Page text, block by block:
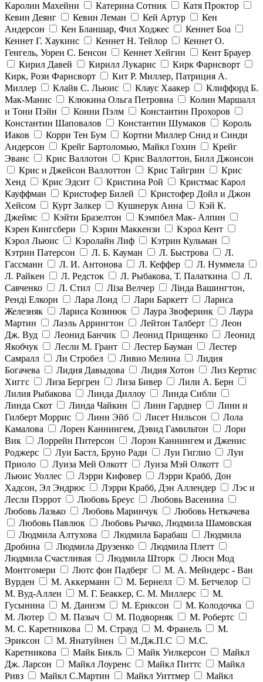
Каролин Махейни
Катерина Сотник
Катя Проктор
Кевин Деянг
Кевин Леман Кей Артур
Кен
Андерсон
Кен Бланшар, Фил Ходжес
Кеннет Боа
Кеннет Г. Хаукинс
Кеннет Н. Тейлор
Кеннет О.
Генгель, Уорен С. Бенсон
Кеннет Хейгин
Кент Брауер
Кирил Давей
Кирилл Лукарис
Кирк Фарнсворт
Кирк, Рози Фарнсворт
Кит Р. Миллер, Патриция А.
Миллер
Клайв С. Льюис Клаус Хаакер
Клиффорд Б.
Мак-Манис
Клюкина Ольга Петровна
Колин Маршалл
и Тони Пэйн
Конни Пэлм
Константин Прохоров
Константин Шаповалов
Константин Шумаков
Король
Иаков
Корри Тен Бум
Кортни Миллер Снид и Синди
Андерсон
Крейг Бартоломью, Майкл Гохин
Крейг
Эванс
Крис Валлотон
Крис Валлоттон, Билл Джонсон
Крис и Джейсон Валлоттон
Крис Тайгрин
Крис
Хенд
Крис Эдсит Кристина Рой
Кристмас Карол
Кауффман
Кристофер Билей
Кристофер Дойл и Джон
Хейсом
Курт Залкер Кушнерук Анна
Кэй К.
Джеймс
Кэйти Бразелтон
Кэмпбел Мак- Алпин
Кэрен Кингсбери
Кэрин Маккензи
Кэрол Кент
Кэрол Льюис
Кэролайн Лиф
Кэтрин Кульман
Кэтрин Патерсон
Л. Б. Кауман Л. Быстрова
Л.
Гассманн
Л. И. Антонова Л. Кеффер
Л. Нуммела
Л. Райкен
Л. Редсток Л. Рыбакова, Т. Палаткина
Л.
Савченко
Л. Стил Ліза Велчер
Лінда Вашингтон,
Ренді Елкорн
Лара Лонд Лари Баркетт
Лариса
Железняк
Лариса Козинюк Лаура Звоферинк
Лаура
Мартин
Лаэль Аррингтон Лейтон Талберт
Леон
Дж. Вуд
Леонид Банчик Леонид Прищенко
Леонид
Якобчук
Лесли М. Грант Лестер Бауман
Лестер
Самралл
Ли Стробел Ливио Мелина
Лидия
Богачева
Лидия Давыдова Лидия Хотон
Лиз Кертис
Хиггс
Лиза Бергрен Лиза Бивер
Лили А. Берн
Лилия Рыбакова
Линда Диллоу
Линда Сибли
Линда Скот
Линда Чайкин Линн Гарднер
Линн и
Гилберт Моррис
Линн Эйб Лисет Нильсон
Лола
Камалова
Лорен Каннингем, Дэвид Гамильтон
Лори
Вик
Лоррейн Питерсон
Лорэн Каннингем и Дженис
Роджерс
Луи Бастл, Бруно Ради Луи Гиглио
Луи
Приоло
Луиза Мей Олкотт
Луиза Мэй Олкотт
Льюис Уоллес
Лэрри Кифовер
Лэрри Крабб, Дон
Хадсон, Эл Эндрюс
Лэрри Крабб, Дэн Аллендер
Лэс и
Лесли Пэррот
Любовь Бреус
Любовь Васенина
Любовь Лазько
Любовь Маринчук
Любовь Неткачева
Любовь Павлюк
Любовь Рычко, Людмила Шамовская
Людмила Алтухова
Людмила Барабаш
Людмила
Дробина
Людмила Друзенко
Людмила Плетт
Людмила Счастливая
Людмила Шторк
Люси Мод
Монтгомери
Лютс фон Падберг
М. А. Мейндерс - Ван
Вурден
М. Аккерманн М. Бернелл
М. Бетчелор
М. Вуд-Аллен
М. Г. Беаккер, С. М. Миллерс
М.
Гусынина
М. Даннэм М. Ериксон
М. Колодочка
М. Лютер
М. Пазыч М. Подворняк
М. Робертс
М. С. Каретникова
М. Страуд М. Франель
М.
Эриксон
М. Янатуйнен М.Дж.П.С
М.С.
Каретникова
Майк Бикль Майк Уилкерсон
Майкл
Дж. Ларсон
Майкл Лоуренс Майкл Питтс
Майкл
Ривз
Майкл С.Мартин Майкл Уиттмер
Майкл